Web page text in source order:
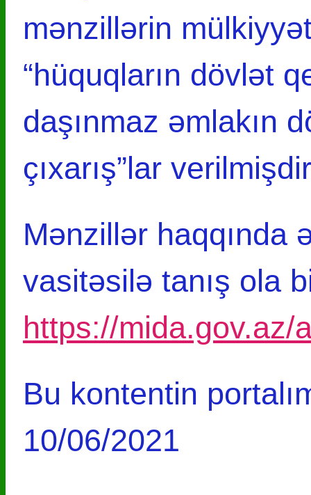
mənzillərin
“hüquqların dövlət
daşınmaz əmlakın
çıxarış”lar
Mənzillər haqqında
vasitəsilə tanış ola
https://mida.gov.az/
Bu kontentin
10/06/2021